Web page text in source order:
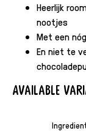
Heerlijk
nootjes
Met een
En niet te
Available